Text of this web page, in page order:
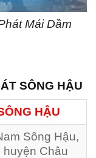
Mái Dầm
SÔNG HẬU
HẬU
Sông Hậu,
huyện Châu